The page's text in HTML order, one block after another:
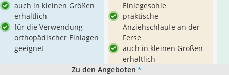
auch in kleinen Größen
erhältlich
für die Verwendung
orthopädischer Einlagen
geeignet
Einlegesohle
praktische
Anziehschlaufe an der
Ferse
auch in kleinen Größen
erhältlich
Zu den Angeboten *